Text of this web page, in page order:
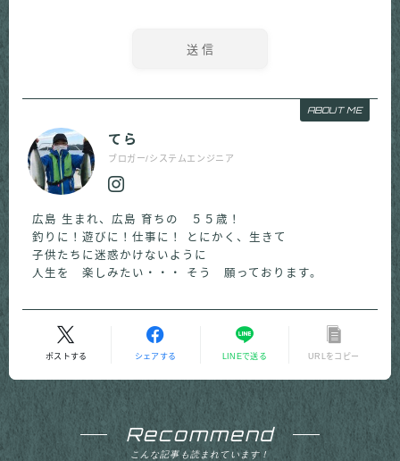
ABOUT ME
てら
ブロガー/システムエンジニア
広島 生まれ、広島 育ちの ５５歳！
釣りに！遊びに！仕事に！ とにかく、生きて
子供たちに迷惑かけないように
人生を 楽しみたい・・・ そう 願っております。
ポストする シェアする LINEで送る URLをコピー
Recommend
こんな記事も読まれています！